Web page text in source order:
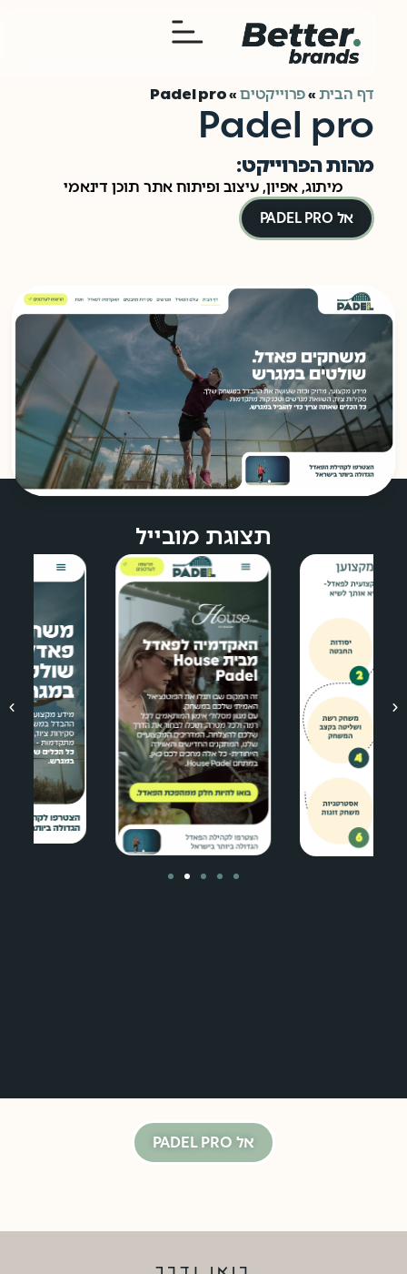
דף הבית»פרוייקטים»
Padel pro
Padel pro
מהות הפרוייקט:
מיתוג, אפיון, עיצוב ופיתוח אתר תוכן דינאמי
אל PADEL PRO
תצוגת מובייל
אל PADEL PRO